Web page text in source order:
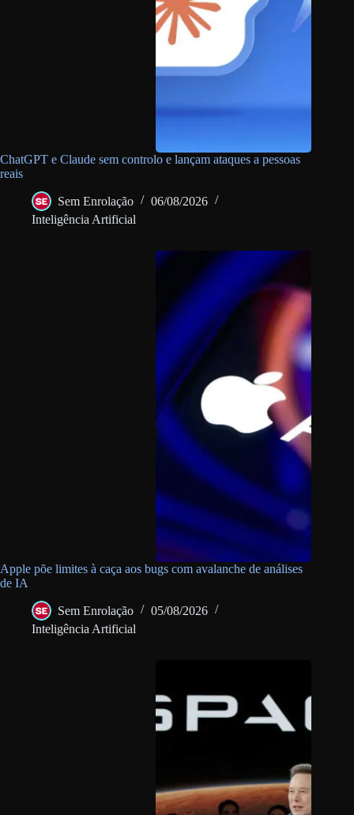
ChatGPT e Claude sem controlo e lançam ataques a pessoas
reais
Sem Enrolação
06/08/2026
Inteligência Artificial
Apple põe limites à caça aos bugs com avalanche de análises
de IA
Sem Enrolação
05/08/2026
Inteligência Artificial